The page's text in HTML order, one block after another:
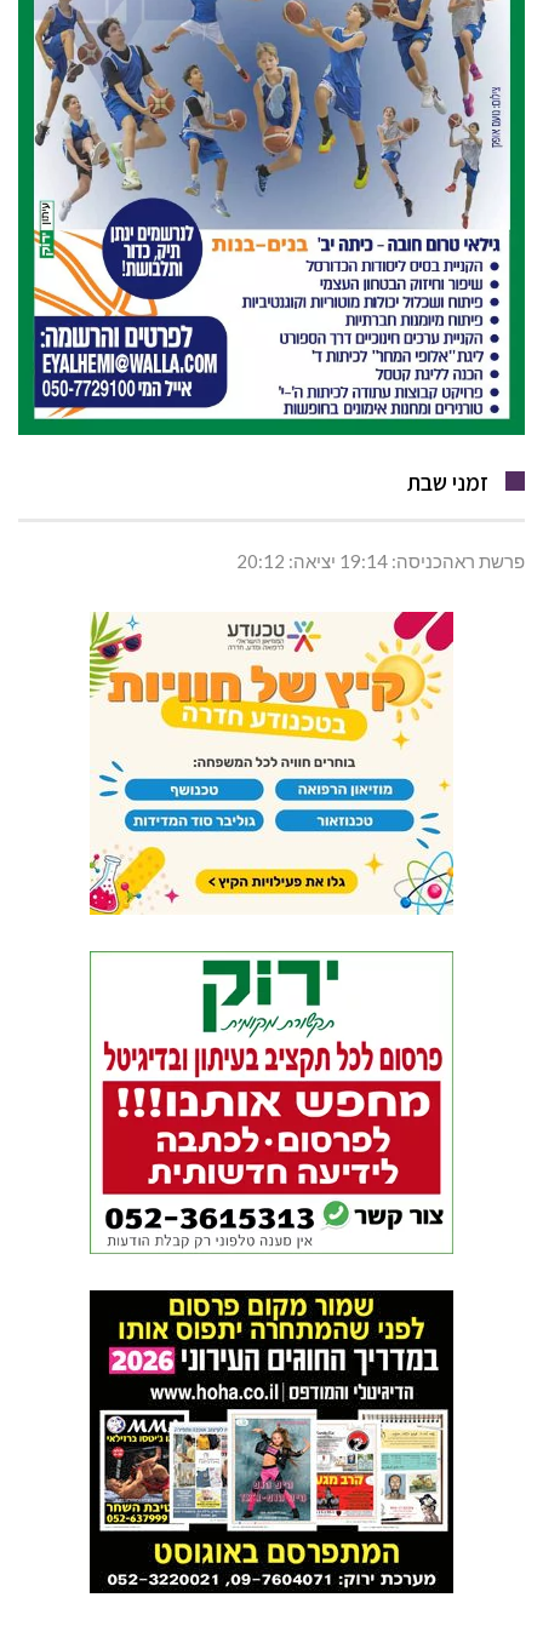
זמני שבת
פרשת ראהכניסה: 19:14 יציאה: 20:12